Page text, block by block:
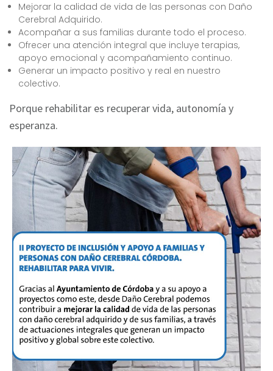
Mejorar la calidad de vida de las personas con Daño
Cerebral Adquirido.
Acompañar a sus familias durante todo el proceso.
Ofrecer una atención integral que incluye terapias,
apoyo emocional y acompañamiento continuo.
Generar un impacto positivo y real en nuestro
colectivo.
Porque rehabilitar es recuperar vida, autonomía y
esperanza.